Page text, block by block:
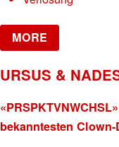
MORE
URSUS &
bekanntesten